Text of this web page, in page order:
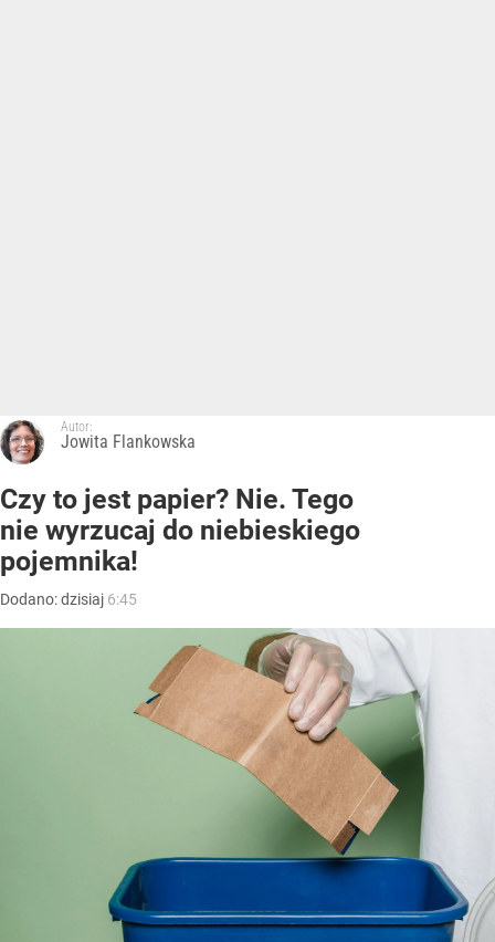
Autor:
Jowita Flankowska
Czy to jest papier? Nie. Tego
nie wyrzucaj do niebieskiego
pojemnika!
Dodano:dzisiaj 6:45